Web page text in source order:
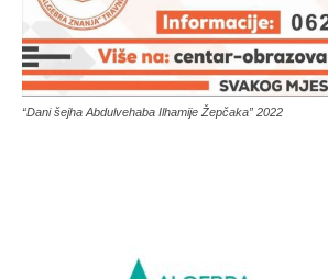
“Dani šejha Abdulvehaba Ilhamije Žepčaka” 2022